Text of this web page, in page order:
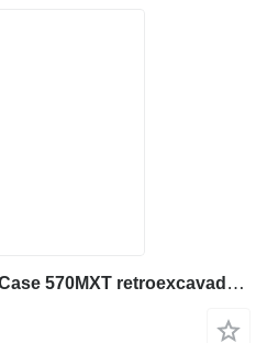
87517045 cableado para Case 570MXT retroexcavadora